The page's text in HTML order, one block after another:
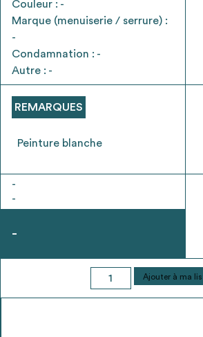
* Attention, l’ajout des matériaux à sa
vaut aucunement réservation.
voirFAQ
Couleur : -
Marque (menuiserie / serrure) :
-
Condamnation : -
Autre : -
REMARQUES
Peinture blanche
-
-
-
quantité
de
Ajouter à ma